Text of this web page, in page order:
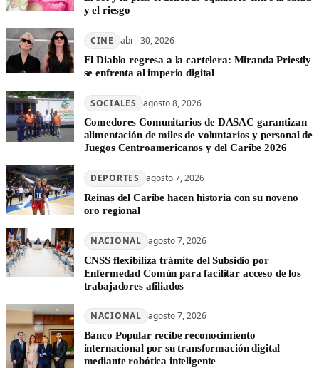
y el riesgo
CINE abril 30, 2026
El Diablo regresa a la cartelera: Miranda Priestly
se enfrenta al imperio digital
SOCIALES agosto 8, 2026
Comedores Comunitarios de DASAC garantizan
alimentación de miles de voluntarios y personal de
Juegos Centroamericanos y del Caribe 2026
DEPORTES agosto 7, 2026
Reinas del Caribe hacen historia con su noveno
oro regional
NACIONAL agosto 7, 2026
CNSS flexibiliza trámite del Subsidio por
Enfermedad Común para facilitar acceso de los
trabajadores afiliados
NACIONAL agosto 7, 2026
Banco Popular recibe reconocimiento
internacional por su transformación digital
mediante robótica inteligente